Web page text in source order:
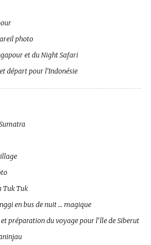
photo
et du Night Safari
départ pour l’Indonésie
Tuk Tuk
en bus de nuit … magique
préparation du voyage pour l’île de Siberut